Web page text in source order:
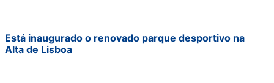
Está inaugurado o renovado parque desportivo na
Alta de Lisboa